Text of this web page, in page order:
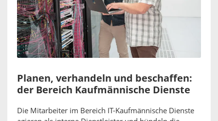
Planen, verhandeln und beschaffen:
der Bereich Kaufmännische Dienste
Die Mitarbeiter im Bereich IT-Kaufmännische Dienste